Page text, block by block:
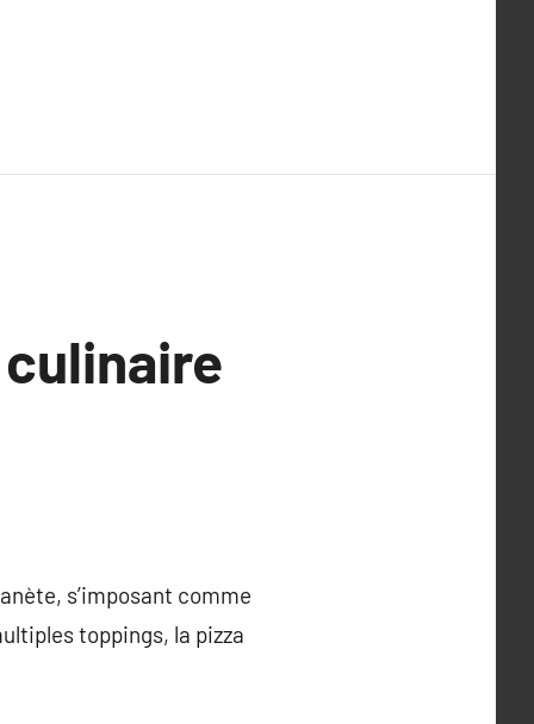
culinaire
s’imposant comme
toppings, la pizza